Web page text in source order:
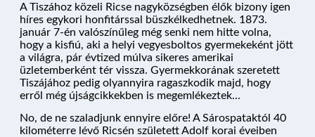
A Tiszához közeli Ricse nagyközségben élők bizony igen
híres egykori honfitárssal büszkélkedhetnek. 1873.
január 7-én valószínűleg még senki nem hitte volna,
hogy a kisfiú, aki a helyi vegyesboltos gyermekeként jött
a világra, pár évtized múlva sikeres amerikai
üzletemberként tér vissza. Gyermekkorának szeretett
Tiszájához pedig olyannyira ragaszkodik majd, hogy
erről még újságcikkekben is megemlékeztek...
No, de ne szaladjunk ennyire előre! A Sárospataktól 40
kilométerre lévő Ricsén született Adolf korai éveiben